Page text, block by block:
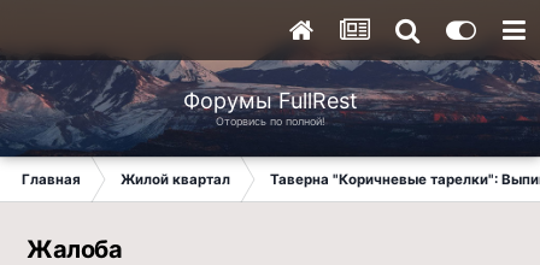
Форумы FullRest
Оторвись по полной!
Главная Жилой квартал Таверна "Коричневые тарелки":
Жалоба